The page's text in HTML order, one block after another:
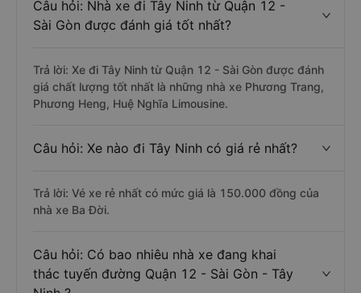
Câu hỏi: Nhà xe đi Tây Ninh từ Quận 12 -
Sài Gòn được đánh giá tốt nhất?
Trả lời: Xe đi Tây Ninh từ Quận 12 - Sài Gòn được đánh
giá chất lượng tốt nhất là những nhà xe Phương Trang,
Phương Heng, Huệ Nghĩa Limousine.
Câu hỏi: Xe nào đi Tây Ninh có giá rẻ nhất?
Trả lời: Vé xe rẻ nhất có mức giá là 150.000 đồng của
nhà xe Ba Đời.
Câu hỏi: Có bao nhiêu nhà xe đang khai
thác tuyến đường Quận 12 - Sài Gòn - Tây